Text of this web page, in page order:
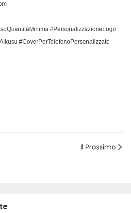
#PersonalizzazioneLogo
#CoverPerTelefonoPersonalizzate
Il Prossimo